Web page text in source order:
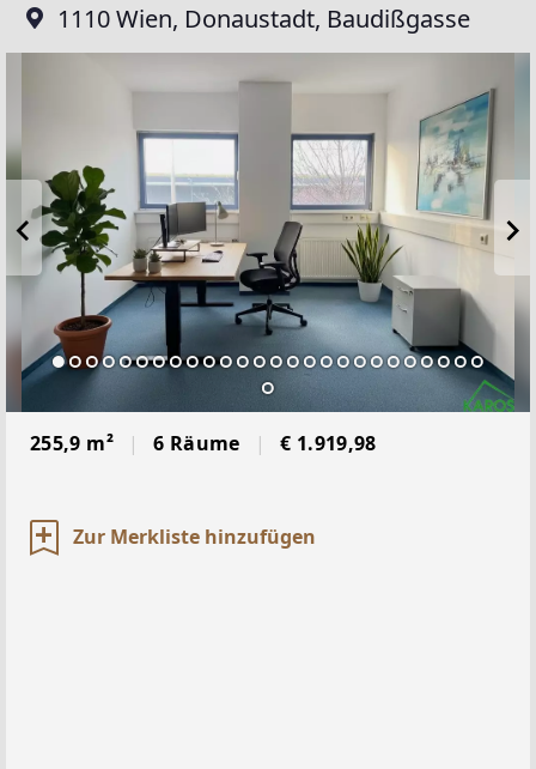
1110 Wien, Donaustadt, Baudißgasse
255,9 m² 6 Räume € 1.919,98
Zur Merkliste hinzufügen